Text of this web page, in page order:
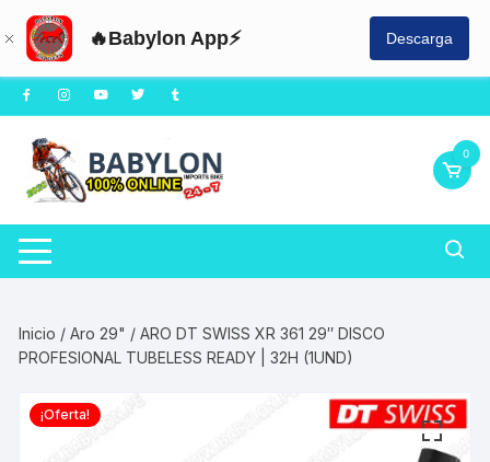
🔥Babylon App⚡ Descarga
Saltar
al
contenido
0
Inicio /Aro 29" / ARO DT SWISS XR 361 29″ DISCO
PROFESIONAL TUBELESS READY | 32H (1UND)
¡Oferta!